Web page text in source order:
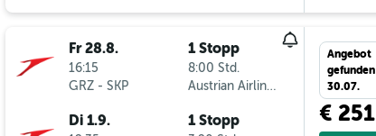
Fr 28.8.
16:15
GRZ- SKP
1 Stopp
8:00 Std.
Austrian Airlines
Di 1.9. 1 Stopp
Angebot
30.07.
€ 251